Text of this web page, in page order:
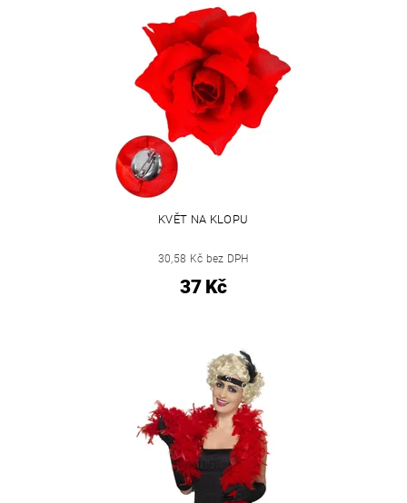
KVĚT NA KLOPU
30,58 Kč bez DPH
37 Kč